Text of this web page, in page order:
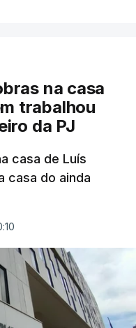
na casa
trabalhou
da PJ
casa de Luís
casa do ainda